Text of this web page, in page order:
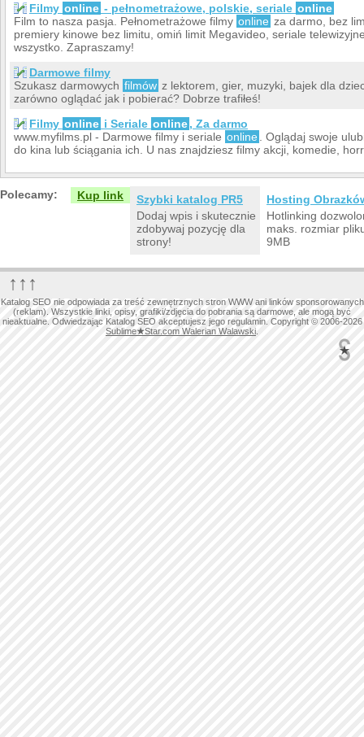
Filmy online - pełnometrażowe, polskie, seriale online
Film to nasza pasja. Pełnometrażowe filmy online za darmo, bez
premiery kinowe bez limitu, omiń limit Megavideo, seriale
wszystko. Zapraszamy!
Darmowe filmy
Szukasz darmowych filmów z lektorem, gier, muzyki, bajek dla
zarówno oglądać jak i pobierać? Dobrze trafiłeś!
Filmy online i Seriale online, Za darmo
www.myfilms.pl - Darmowe filmy i seriale online
. Oglądaj swoje
do kina lub ściągania ich. U nas znajdziesz filmy akcji, komedie,
Polecamy: Kup link
Szybki katalog PR5
Dodaj wpis i skutecznie
zdobywaj pozycję dla
strony!
Hosting
Hotlinking
maks. rozmiar
9MB
↑↑↑
Katalog SEO nie odpowiada za treść zewnętrznych stron WWW ani linków sponsorowanych
(reklam). Wszystkie linki, opisy, grafiki/zdjęcia do pobrania są darmowe, ale mogą być
nieaktualne. Odwiedzając Katalog SEO akceptujesz jego regulamin. Copyright © 2006-2026
Sublime★Star.com Walerian Walawski